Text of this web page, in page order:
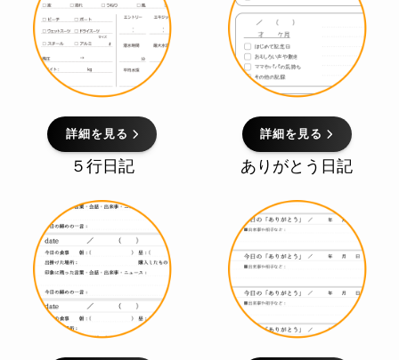
詳細を見る 詳細を見る
５行日記 ありがとう日記